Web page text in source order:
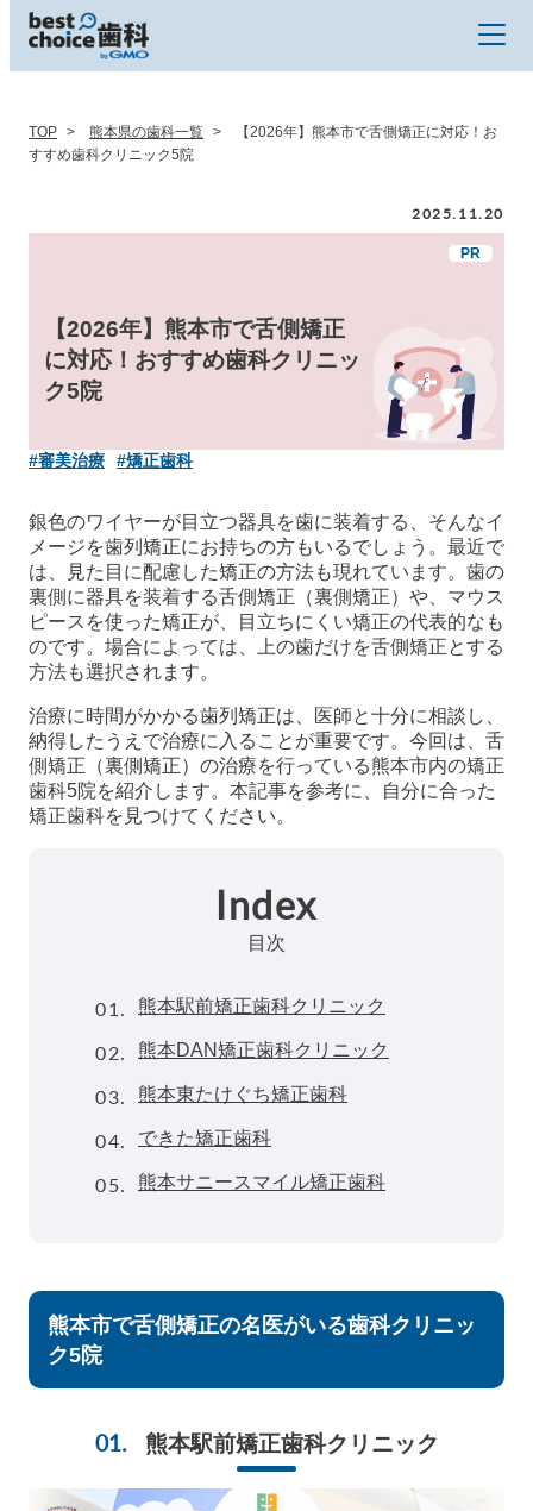
TOP 熊本県の歯科一覧
【2026年】熊本市で舌側矯正に対応！お
すすめ歯科クリニック5院
2025.11.20
【2026年】熊本市で舌側矯正
に対応！おすすめ歯科クリニッ
ク5院
#審美治療 #矯正歯科
銀色のワイヤーが目立つ器具を歯に装着する、そんなイ
メージを歯列矯正にお持ちの方もいるでしょう。最近で
は、見た目に配慮した矯正の方法も現れています。歯の
裏側に器具を装着する舌側矯正（裏側矯正）や、マウス
ピースを使った矯正が、目立ちにくい矯正の代表的なも
のです。場合によっては、上の歯だけを舌側矯正とする
方法も選択されます。
治療に時間がかかる歯列矯正は、医師と十分に相談し、
納得したうえで治療に入ることが重要です。今回は、舌
側矯正（裏側矯正）の治療を行っている熊本市内の矯正
歯科5院を紹介します。本記事を参考に、自分に合った
矯正歯科を見つけてください。
Index
目次
01. 熊本駅前矯正歯科クリニック
02. 熊本DAN矯正歯科クリニック
03. 熊本東たけぐち矯正歯科
04. できた矯正歯科
05. 熊本サニースマイル矯正歯科
熊本市で舌側矯正の名医がいる歯科クリニッ
ク5院
熊本駅前矯正歯科クリニック